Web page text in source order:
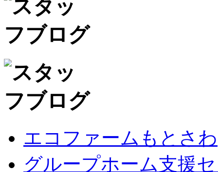
エコファームもとさわ
グループホーム支援